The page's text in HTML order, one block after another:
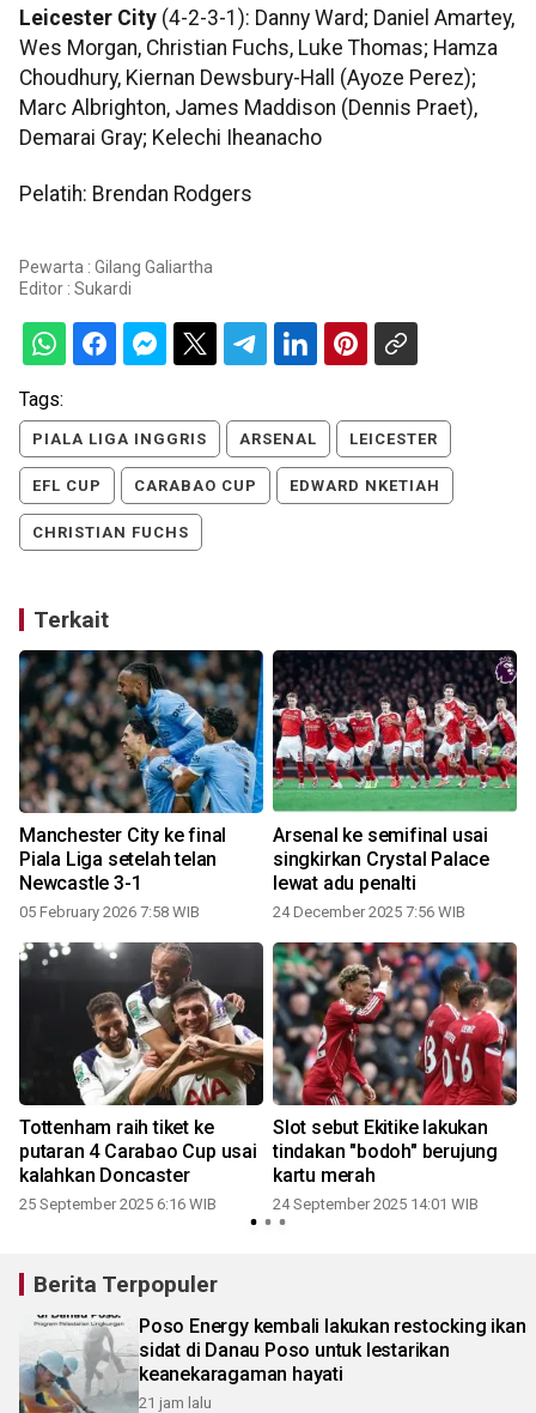
Leicester City (4-2-3-1): Danny Ward; Daniel Amartey,
Wes Morgan, Christian Fuchs, Luke Thomas; Hamza
Choudhury, Kiernan Dewsbury-Hall (Ayoze Perez);
Marc Albrighton, James Maddison (Dennis Praet),
Demarai Gray; Kelechi Iheanacho
Pelatih: Brendan Rodgers
Pewarta : Gilang Galiartha
Editor : Sukardi
Tags:
PIALA LIGA INGGRIS ARSENAL LEICESTER
EFL CUP CARABAO CUP EDWARD NKETIAH
CHRISTIAN FUCHS
Terkait
Manchester City ke final
Piala Liga setelah telan
Newcastle 3-1
05 February 2026 7:58 WIB
Arsenal ke semifinal usai
singkirkan Crystal Palace
lewat adu penalti
24 December 2025 7:56 WIB
Tottenham raih tiket ke
putaran 4 Carabao Cup usai
kalahkan Doncaster
25 September 2025 6:16 WIB
Slot sebut Ekitike lakukan
tindakan "bodoh" berujung
kartu merah
24 September 2025 14:01 WIB
Berita Terpopuler
Poso Energy kembali lakukan restocking ikan
sidat di Danau Poso untuk lestarikan
keanekaragaman hayati
21 jam lalu